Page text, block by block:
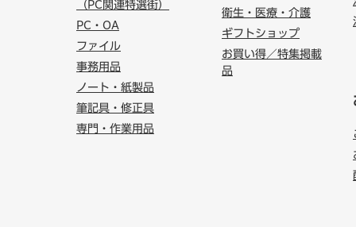
（PC関連特選街）
PC・OA
ファイル
事務用品
ノート・紙製品
筆記具・修正具
専門・作業用品
衛生・医療・介護
ギフトショップ
お買い得／特集掲載
品